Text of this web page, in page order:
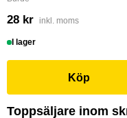
28 kr inkl. moms
I lager
Köp
Toppsäljare inom